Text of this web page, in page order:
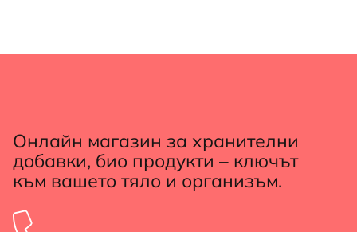
Онлайн магазин за хранителни
добавки, био продукти – ключът
към вашето тяло и организъм.